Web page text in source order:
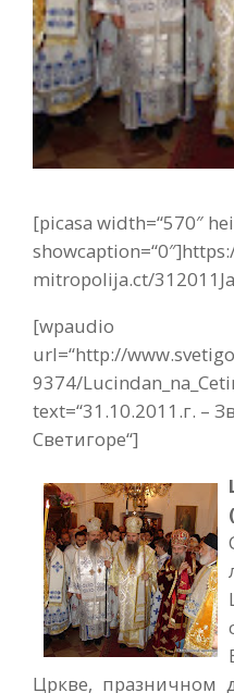
[picasa width=“570″
mitropolija.ct/
[wpaudio
url=“http://
9374/
text=“31.10.2011.г. –
Светигоре“]
Цркве, празничном